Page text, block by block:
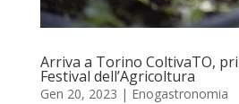
Arriva a Torino ColtivaTO,
Festival dell’Agricoltura
Gen 20, 2023 | Enogastronomia